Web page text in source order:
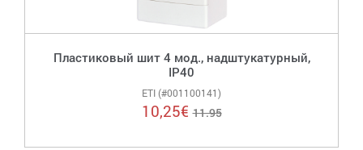
Пластиковый шит 4 мод., надштукатурный,
IP40
ETI (#001100141)
10,25€ 11.95